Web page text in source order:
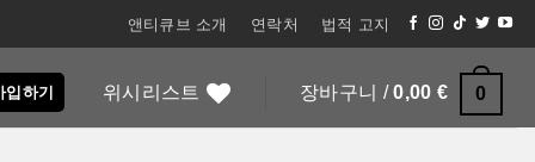
앤티큐브 소개 연락처 법적 고지
하기 위시리스트 장바구니 /0,00€ 0